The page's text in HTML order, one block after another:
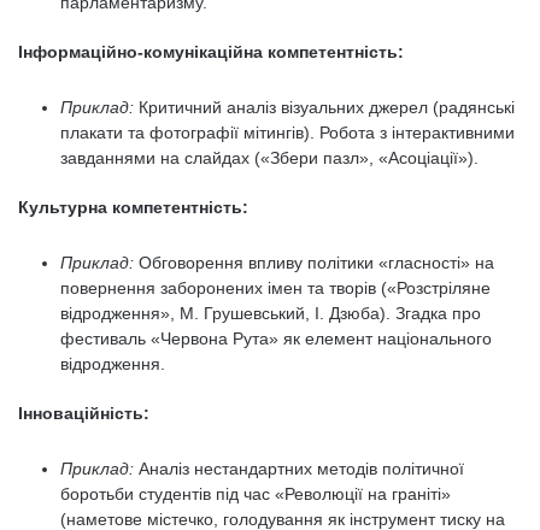
Інформаційно-комунікаційна компетентність:
Приклад: Критичний аналіз візуальних джерел (радянські
плакати та фотографії мітингів). Робота з інтерактивними
завданнями на слайдах («Збери пазл», «Асоціації»).
Культурна компетентність:
Приклад: Обговорення впливу політики «гласності» на
повернення заборонених імен та творів («Розстріляне
відродження», М. Грушевський, І. Дзюба). Згадка про
фестиваль «Червона Рута» як елемент національного
відродження.
Інноваційність:
Приклад: Аналіз нестандартних методів політичної
боротьби студентів під час «Революції на граніті»
(наметове містечко, голодування як інструмент тиску на